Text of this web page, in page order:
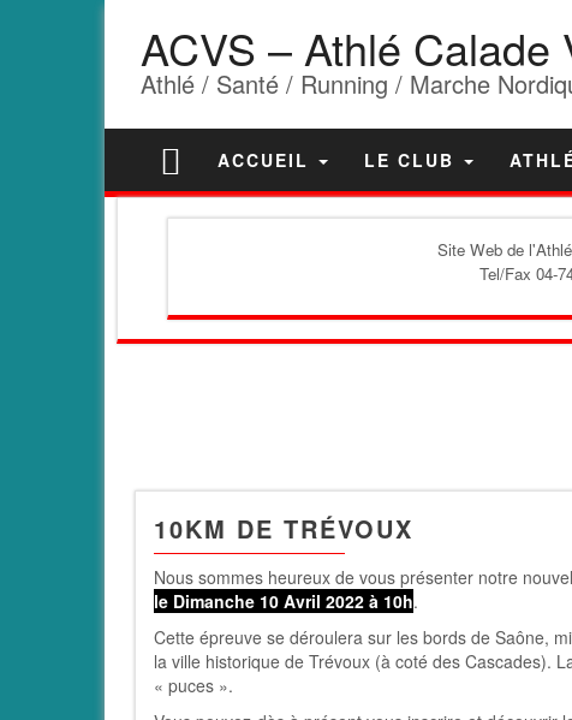
ACVS – Athlé Calade
Athlé / Santé / Running / Marche
ACCUEIL LE CLUB
Site Web de
Tel/Fax 04-
10KM DE TRÉVOUX
Nous sommes heureux de vous présenter notre
le Dimanche 10 Avril 2022 à 10h.
Cette épreuve se déroulera sur les bords de Saône,
la ville historique de Trévoux (à coté des Cascades).
« puces ».